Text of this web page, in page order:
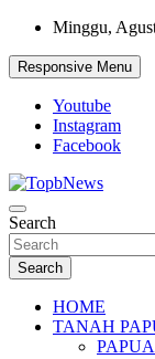
Skip
content
Minggu,
Responsive Menu
Youtube
Instagram
Facebook
Search
Search
HOME
TANAH
PAPUA